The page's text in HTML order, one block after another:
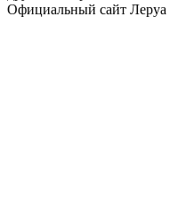
Официальный сайт